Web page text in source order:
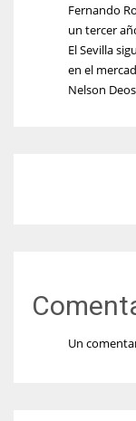
Fernando
un tercer
El Sevilla
en el
Nelson
Un